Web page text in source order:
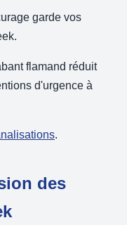
garde vos
flamand réduit
d'urgence à
.
des